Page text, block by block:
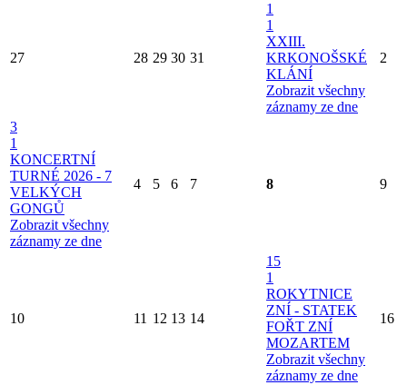
27 28 29 30 31
1
1
XXIII.
KRKONOŠSKÉ
KLÁNÍ
Zobrazit všechny
záznamy ze dne
2
3
1
KONCERTNÍ
TURNÉ 2026 - 7
VELKÝCH
GONGŮ
Zobrazit všechny
záznamy ze dne
4 5 6 7 8 9
10 11 12 13 14
15
1
ROKYTNICE
ZNÍ - STATEK
FOŘT ZNÍ
MOZARTEM
Zobrazit všechny
záznamy ze dne
16